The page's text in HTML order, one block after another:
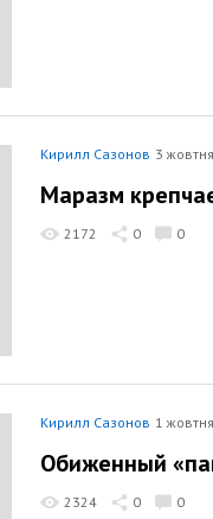
Кирилл Сазонов 3
Маразм
2172 0 0
Кирилл Сазонов 1
Обиженный
2324 0 0